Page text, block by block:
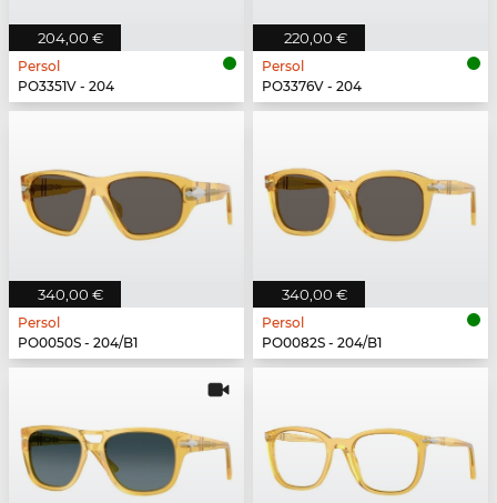
204,00 €
Persol
PO3351V - 204
220,00 €
Persol
PO3376V - 204
340,00 €
Persol
PO0050S - 204/B1
340,00 €
Persol
PO0082S - 204/B1